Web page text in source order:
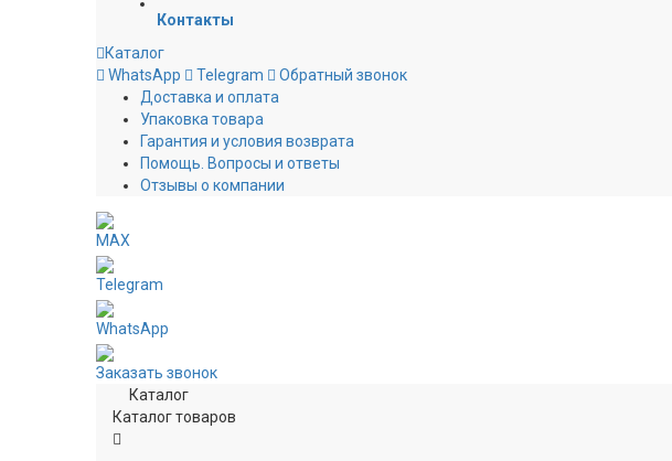
Контакты
Каталог
WhatsApp
Telegram
Обратный звонок
Доставка и оплата
Упаковка товара
Гарантия и условия возврата
Помощь. Вопросы и ответы
Отзывы о компании
MAX
Telegram
WhatsApp
Заказать звонок
Каталог
Каталог товаров